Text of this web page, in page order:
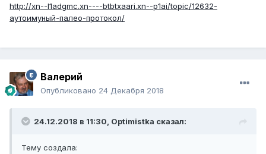
http://xn--l1adgmc.xn----btbtxaari.xn--p1ai/topic/12632-
аутоимуный-палео-протокол/
Валерий
Опубликовано 24 Декабря 2018
24.12.2018 в 11:30, Optimistka сказал:
Тему создала: